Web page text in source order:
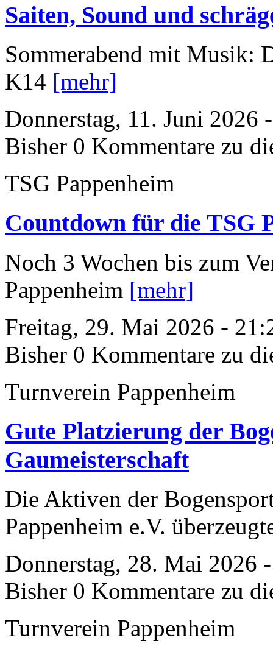
Saiten, Sound und
Sommerabend mit Musik:
K14 [mehr]
Donnerstag, 11. Juni 2026
Bisher 0 Kommentare zu
TSG Pappenheim
Countdown für die TSG
Noch 3 Wochen bis zum
Pappenheim [mehr]
Freitag, 29. Mai 2026 -
Bisher 0 Kommentare zu
Turnverein Pappenheim
Gute Platzierung der
Gaumeisterschaft
​Die Aktiven der
Pappenheim e.V.
Donnerstag, 28. Mai 2026
Bisher 0 Kommentare zu
Turnverein Pappenheim